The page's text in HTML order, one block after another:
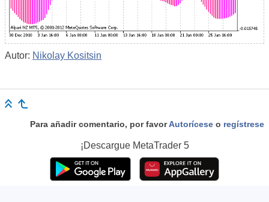
Autor: Nikolay Kositsin
Para añadir comentario, por favorAutorícese o regístrese
¡Descargue MetaTrader 5